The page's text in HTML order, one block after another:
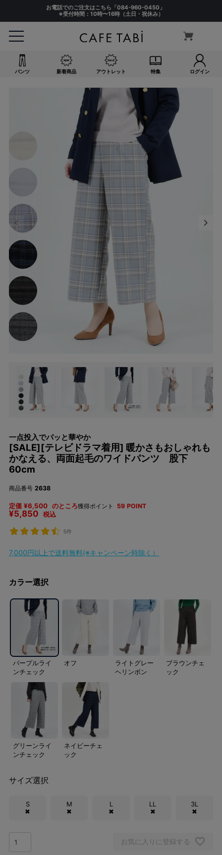
お電話でのご注文はこちら「084-960-0450 」
※受付時間：10時〜16時（土日・祝休み）
パンツ 新着商品 アウトレット 特集 ログイン
一点投入でパッと華やか
[SALE][テレビドラマ着用] 暖かさもおしゃれも
かなえる、両面起毛のワイドパンツ 股下
60cm
商品番号 2638
定価 ¥6,500 のところ
¥5,850 税込
獲得ポイント 59 POINT
5件
7,000円以上で送料無料(※キャンペーン時除く）
カラー選択
パープルライ
ンチェック
オフ
ライトグレー
ヘリンボン
ブラウンチェ
ック
グリーンライ
ンチェック
ネイビーチェ
ック
サイズ選択
S
✖
M
✖
L
✖
LL
✖
3L
✖
お気に入りに登録する